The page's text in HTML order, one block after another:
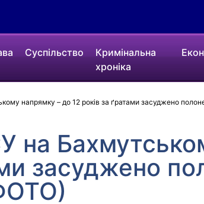
Суспільство
Кримінальна
хроніка
напрямку – до 12 років за ґратами засуджено
на
засуджено